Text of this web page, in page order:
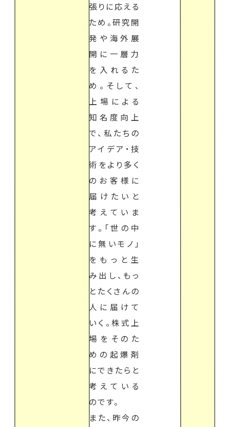
張りに応える
ため。研究開
発や海外展
開に一層力
を入れるた
め。そして、
上場による
知名度向上
で、私たちの
アイデア・技
術をより多く
のお客様に
届けたいと
考えていま
す。「世の中
に無いモノ」
をもっと生
み出し、もっ
とたくさんの
人に届けて
いく。株式上
場をそのた
めの起爆剤
にできたらと
考えている
のです。
また、昨今の